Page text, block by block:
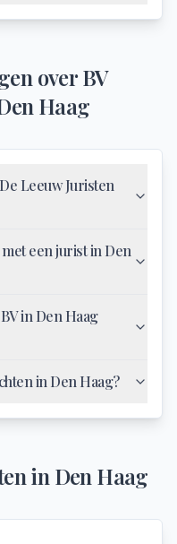
overBV
Haag
Leeuw Juristen
een jurist in Den
in Den Haag
in Den Haag?
in Den Haag